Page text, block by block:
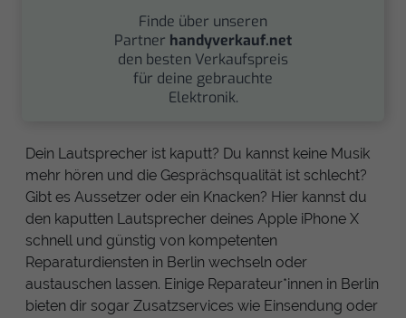
Finde über unseren
Partner handyverkauf.net
den besten Verkaufspreis
für deine gebrauchte
Elektronik.
Dein Lautsprecher ist kaputt? Du kannst keine Musik
mehr hören und die Gesprächsqualität ist schlecht?
Gibt es Aussetzer oder ein Knacken? Hier kannst du
den kaputten Lautsprecher deines Apple iPhone X
schnell und günstig von kompetenten
Reparaturdiensten in Berlin wechseln oder
austauschen lassen. Einige Reparateur*innen in Berlin
bieten dir sogar Zusatzservices wie Einsendung oder